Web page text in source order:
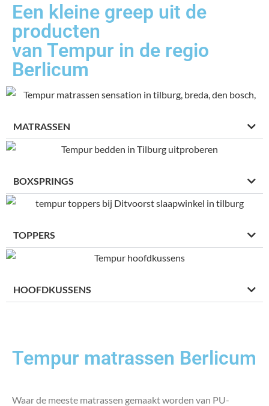
Een kleine greep uit de
producten
van Tempur in de regio
Berlicum
MATRASSEN
BOXSPRINGS
TOPPERS
HOOFDKUSSENS
Tempur matrassen Berlicum
Waar de meeste matrassen gemaakt worden van PU-